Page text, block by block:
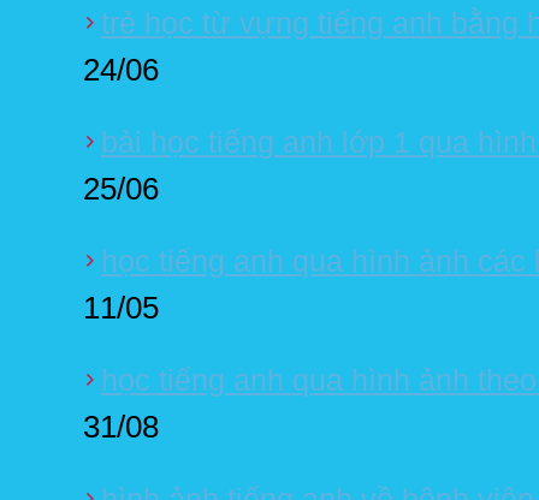
trẻ học từ vựng tiếng anh bằng
24/06
bài học tiếng anh lớp 1 qua
25/06
học tiếng anh qua hình ảnh các
11/05
học tiếng anh qua hình ảnh
31/08